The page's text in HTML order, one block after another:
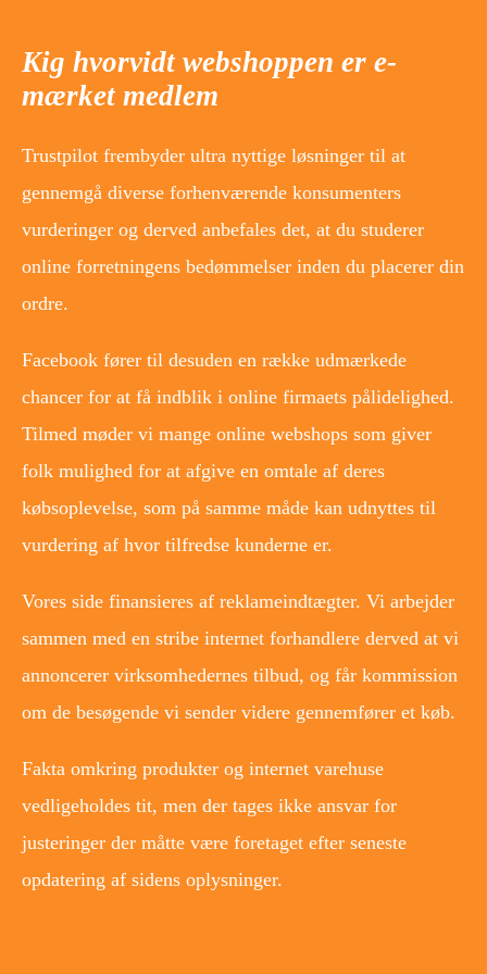
Kig hvorvidt webshoppen er e-
mærket medlem
Trustpilot frembyder ultra nyttige løsninger til at
gennemgå diverse forhenværende konsumenters
vurderinger og derved anbefales det, at du studerer
online forretningens bedømmelser inden du placerer din
ordre.
Facebook fører til desuden en række udmærkede
chancer for at få indblik i online firmaets pålidelighed.
Tilmed møder vi mange online webshops som giver
folk mulighed for at afgive en omtale af deres
købsoplevelse, som på samme måde kan udnyttes til
vurdering af hvor tilfredse kunderne er.
Vores side finansieres af reklameindtægter. Vi arbejder
sammen med en stribe internet forhandlere derved at vi
annoncerer virksomhedernes tilbud, og får kommission
om de besøgende vi sender videre gennemfører et køb.
Fakta omkring produkter og internet varehuse
vedligeholdes tit, men der tages ikke ansvar for
justeringer der måtte være foretaget efter seneste
opdatering af sidens oplysninger.